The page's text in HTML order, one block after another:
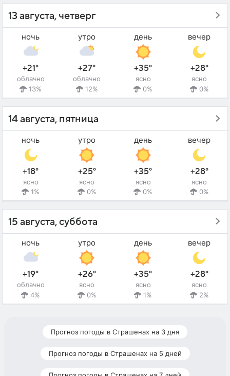
13 августа, четверг
ночь
+21°
облачно
13%
утро
+27°
облачно
12%
день
+35°
ясно
0%
вечер
+28°
ясно
0%
14 августа, пятница
ночь
+18°
ясно
1%
утро
+25°
ясно
0%
день
+35°
ясно
0%
вечер
+28°
ясно
0%
15 августа, суббота
ночь
+19°
облачно
4%
утро
+26°
ясно
0%
день
+35°
ясно
1%
вечер
+28°
ясно
2%
Прогноз погоды в Страшенах на 3 дня
Прогноз погоды в Страшенах на 5 дней